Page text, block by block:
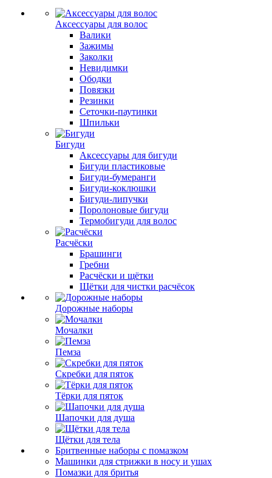
Аксессуары для волос
Валики
Зажимы
Заколки
Невидимки
Ободки
Повязки
Резинки
Сеточки-паутинки
Шпильки
Бигуди
Аксессуары для бигуди
Бигуди пластиковые
Бигуди-бумеранги
Бигуди-коклюшки
Бигуди-липучки
Поролоновые бигуди
Термобигуди для волос
Расчёски
Брашинги
Гребни
Расчёски и щётки
Щётки для чистки расчёсок
Дорожные наборы
Мочалки
Пемза
Скребки для пяток
Тёрки для пяток
Шапочки для душа
Щётки для тела
Бритвенные наборы с помазком
Машинки для стрижки в носу и ушах
Помазки для бритья